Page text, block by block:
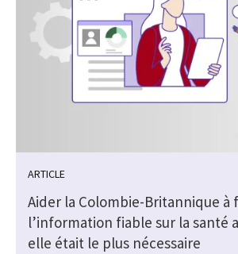
ARTICLE
Aider la Colombie-Britannique à
l’information fiable sur la santé
elle était le plus nécessaire